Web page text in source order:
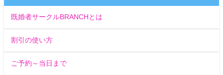
既婚者サークルBRANCHとは
割引の使い方
ご予約～当日まで